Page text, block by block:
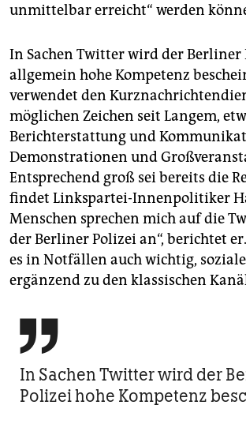
unmittelbar erreicht“ werden
In Sachen Twitter wird der Berliner
allgemein hohe Kompetenz
verwendet den
möglichen Zeichen seit Langem,
Berichterstattung und
Demonstrationen und
Entsprechend groß sei bereits die
findet Linkspartei-Innenpolitiker
Menschen sprechen mich auf die
der Berliner Polizei an“, berichtet
es in Notfällen auch wichtig,
ergänzend zu den klassischen

In Sachen Twitter wird der
Polizei hohe Kom­petenz